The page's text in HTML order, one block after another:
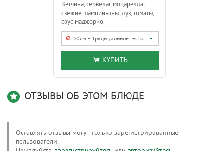
Ветчина, сервелат, моцарелла,
свежие шампиньоны, лук, томаты,
соус маджорио.
30см – Традиционное тесто
КУПИТЬ
ОТЗЫВЫ ОБ ЭТОМ БЛЮДЕ
Оставлять отзывы могут только зарегистрированные
пользователи.